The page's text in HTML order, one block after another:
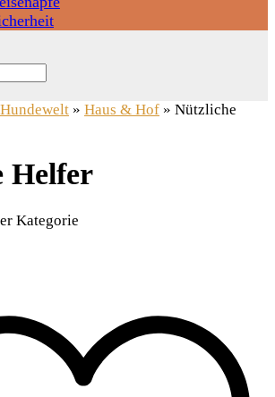
Hundewelt » Haus & Hof » Nützliche
Helfer
Kategorie